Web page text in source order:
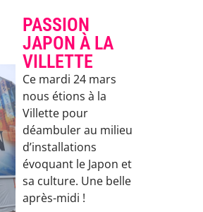
PASSION
JAPON À LA
VILLETTE
Ce mardi 24 mars
nous étions à la
Villette pour
déambuler au milieu
d’installations
évoquant le Japon et
sa culture. Une belle
après-midi !